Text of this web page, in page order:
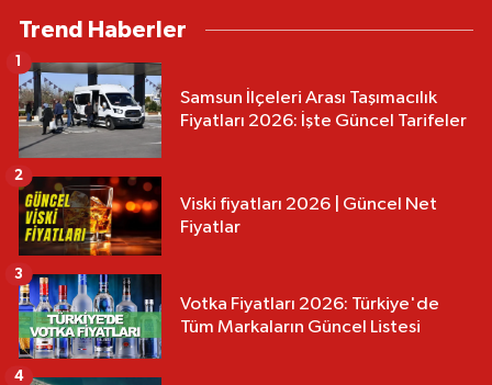
Trend Haberler
Samsun İlçeleri Arası Taşımacılık
Fiyatları 2026: İşte Güncel Tarifeler
1
Viski fiyatları 2026 | Güncel Net
Fiyatlar
2
Votka Fiyatları 2026: Türkiye'de
Tüm Markaların Güncel Listesi
3
4